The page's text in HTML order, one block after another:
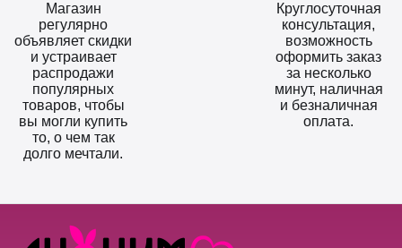
Магазин
регулярно
объявляет скидки
и устраивает
распродажи
популярных
товаров, чтобы
вы могли купить
то, о чем так
долго мечтали.
Круглосуточная
консультация,
возможность
оформить заказ
за несколько
минут, наличная
и безналичная
оплата.